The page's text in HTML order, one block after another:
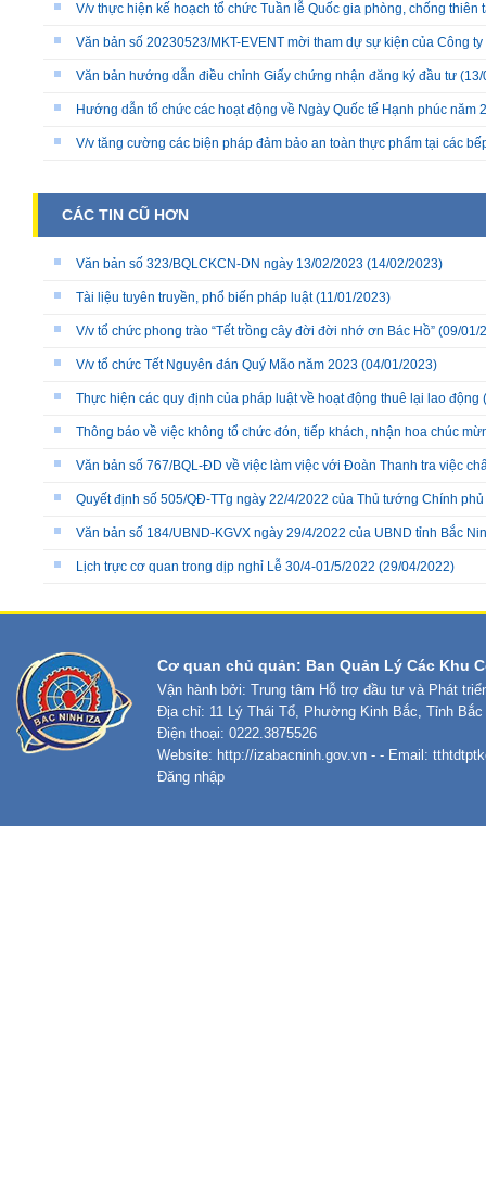
V/v thực hiện kế hoạch tổ chức Tuần lễ Quốc gia phòng, chống thiên
Văn bản số 20230523/MKT-EVENT mời tham dự sự kiện của Công
Văn bản hướng dẫn điều chỉnh Giấy chứng nhận đăng ký đầu tư (13/
Hướng dẫn tổ chức các hoạt động về Ngày Quốc tế Hạnh phúc năm
V/v tăng cường các biện pháp đảm bảo an toàn thực phẩm tại các
CÁC TIN CŨ HƠN
Văn bản số 323/BQLCKCN-DN ngày 13/02/2023 (14/02/2023)
Tài liệu tuyên truyền, phổ biến pháp luật(11/01/2023)
V/v tổ chức phong trào “Tết trồng cây đời đời nhớ ơn Bác Hồ” (09/01/
V/v tổ chức Tết Nguyên đán Quý Mão năm 2023 (04/01/2023)
Thực hiện các quy định của pháp luật về hoạt động thuê lại lao động
Thông báo về việc không tổ chức đón, tiếp khách, nhận hoa chúc
Văn bản số 767/BQL-ĐD về việc làm việc với Đoàn Thanh tra việc
Quyết định số 505/QĐ-TTg ngày 22/4/2022 của Thủ tướng Chính phủ
Văn bản số 184/UBND-KGVX ngày 29/4/2022 của UBND tỉnh Bắc
Lịch trực cơ quan trong dịp nghỉ Lễ 30/4-01/5/2022 (29/04/2022)
Cơ quan chủ quản: Ban Quản Lý Các Khu
Vận hành bởi: Trung tâm Hỗ trợ đầu tư và Phát
Địa chỉ: 11 Lý Thái Tổ, Phường Kinh Bắc, Tỉnh Bắc
Điện thoại: 0222.3875526
Website: http://izabacninh.gov.vn - - Email:
Đăng nhập